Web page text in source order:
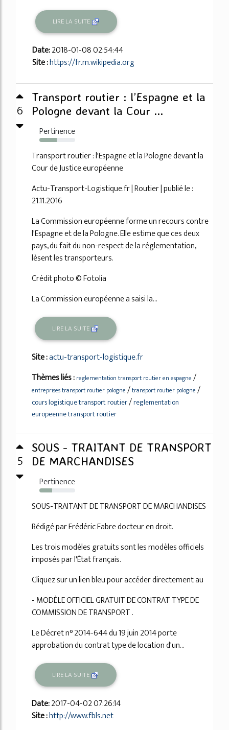
LIRE LA SUITE
Date:2018-01-08 02:54:44
Site :https://fr.m.wikipedia.org
6
Transport routier : l’Espagne et la
Pologne devant la Cour ...
Pertinence
49%
Transport routier : l'Espagne et la Pologne devant la
Cour de Justice européenne
Actu-Transport-Logistique.fr | Routier | publié le :
21.11.2016
La Commission européenne forme un recours contre
l'Espagne et de la Pologne. Elle estime que ces deux
pays, du fait du non-respect de la réglementation,
lèsent les transporteurs.
Crédit photo © Fotolia
La Commission européenne a saisi la...
LIRE LA SUITE
Site :actu-transport-logistique.fr
Thèmes liés : reglementation transport routier en espagne /
entreprises transport routier pologne /transport routier pologne /
cours logistique transport routier/reglementation
europeenne transport routier
5
SOUS - TRAITANT DE TRANSPORT
DE MARCHANDISES
Pertinence
35%
SOUS-TRAITANT DE TRANSPORT DE MARCHANDISES
Rédigé par Frédéric Fabre docteur en droit.
Les trois modèles gratuits sont les modèles officiels
imposés par l'État français.
Cliquez sur un lien bleu pour accéder directement au
- MODÈLE OFFICIEL GRATUIT DE CONTRAT TYPE DE
COMMISSION DE TRANSPORT .
Le Décret n° 2014-644 du 19 juin 2014 porte
approbation du contrat type de location d'un...
LIRE LA SUITE
Date:2017-04-02 07:26:14
Site :http://www.fbls.net